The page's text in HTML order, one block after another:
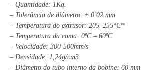
– Quantidade: 1Kg.
– Tolerância de diâmetro: ± 0.02 mm
– Temperatura do extrusor: 205–255°C*
– Temperatura da cama: 0ºC – 60ºC
– Velocidade: 300-500mm/s
– Densidade: 1,24g/cm3
– Diâmetro do tubo interno da bobine: 60 mm